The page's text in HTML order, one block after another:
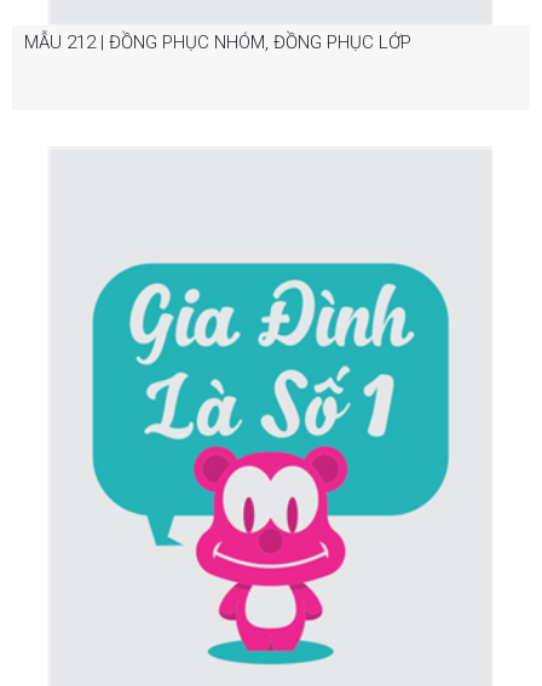
MẪU 212 | ĐỒNG PHỤC NHÓM, ĐỒNG PHỤC LỚP